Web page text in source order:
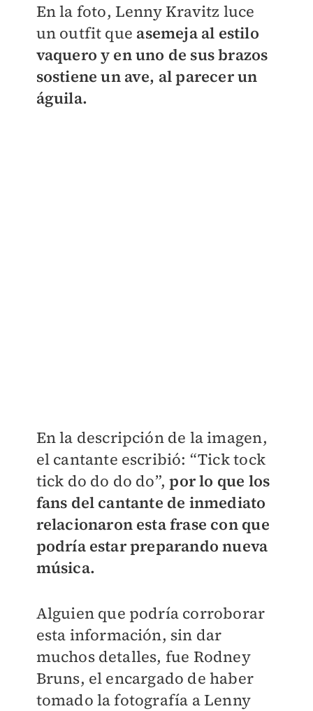
En la foto, Lenny Kravitz luce
un outfit que asemeja al estilo
vaquero y en uno de sus brazos
sostiene un ave, al parecer un
águila.
En la descripción de la imagen,
el cantante escribió: “Tick tock
tick do do do do”,por lo que los
fans del cantante de inmediato
relacionaron esta frase con que
podría estar preparando nueva
música.
Alguien que podría corroborar
esta información, sin dar
muchos detalles, fue Rodney
Bruns, el encargado de haber
tomado la fotografía a Lenny